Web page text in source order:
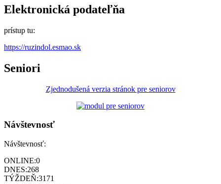
Elektronická podateľňa
prístup tu:
https://ruzindol.esmao.sk
Seniori
Zjednodušená verzia stránok pre seniorov
Návštevnosť
Návštevnosť:
ONLINE:0
DNES:268
TÝŽDEŇ:3171